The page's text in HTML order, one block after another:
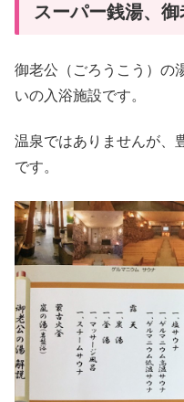
スーパー銭湯、
御老公（ごろうこう）の
いの入浴施設です。
温泉ではありませんが、
です。